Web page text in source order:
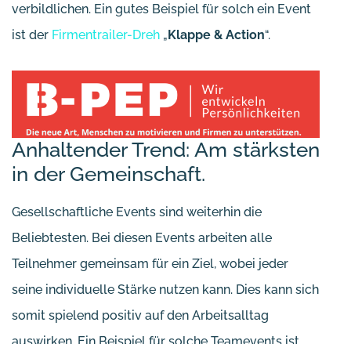
verbildlichen. Ein gutes Beispiel für solch ein Event
ist der Firmentrailer-Dreh „Klappe & Action“.
Anhaltender Trend: Am stärksten
in der Gemeinschaft.
Gesellschaftliche Events sind weiterhin die
Beliebtesten. Bei diesen Events arbeiten alle
Teilnehmer gemeinsam für ein Ziel, wobei jeder
seine individuelle Stärke nutzen kann. Dies kann sich
somit spielend positiv auf den Arbeitsalltag